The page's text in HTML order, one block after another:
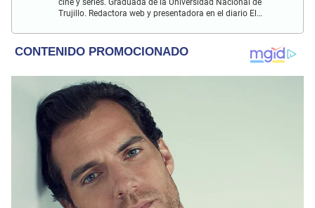
cine y series. Graduada de la Universidad Nacional de
Trujillo. Redactora web y presentadora en el diario El
sociales, nuevas tecnologías, así como la defensa de los
derechos humanos y animales.